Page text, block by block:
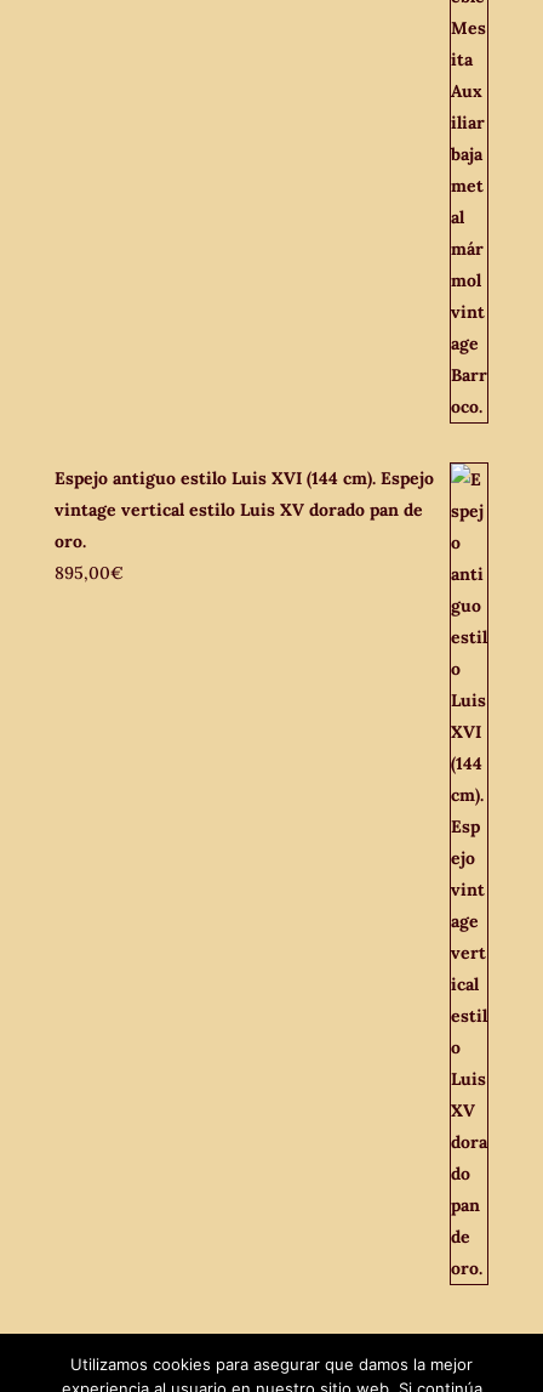
Espejo antiguo estilo Luis XVI (144 cm). Espejo
vintage vertical estilo Luis XV dorado pan de
oro.
895,00€
Utilizamos cookies para asegurar que damos la mejor